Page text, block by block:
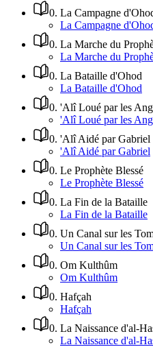
0. La Campagne
La Campagne
0. La Marche du
La Marche du
0. La Bataille d'Ohod
La Bataille d'Ohod
0. 'Alî Loué par les
'Alî Loué par les
0. 'Alî Aidé par Gabriel
'Alî Aidé par Gabriel
0. Le Prophète Blessé
Le Prophète Blessé
0. La Fin de la Bataille
La Fin de la Bataille
0. Un Canal sur les
Un Canal sur les
0. Om Kulthûm
Om Kulthûm
0. Hafçah
Hafçah
0. La Naissance d'al-
La Naissance d'al-